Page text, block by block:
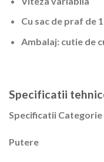
Cu sac de praf de
Ambalaj: cutie de
Specificatii
Specificatii Categorie
Putere